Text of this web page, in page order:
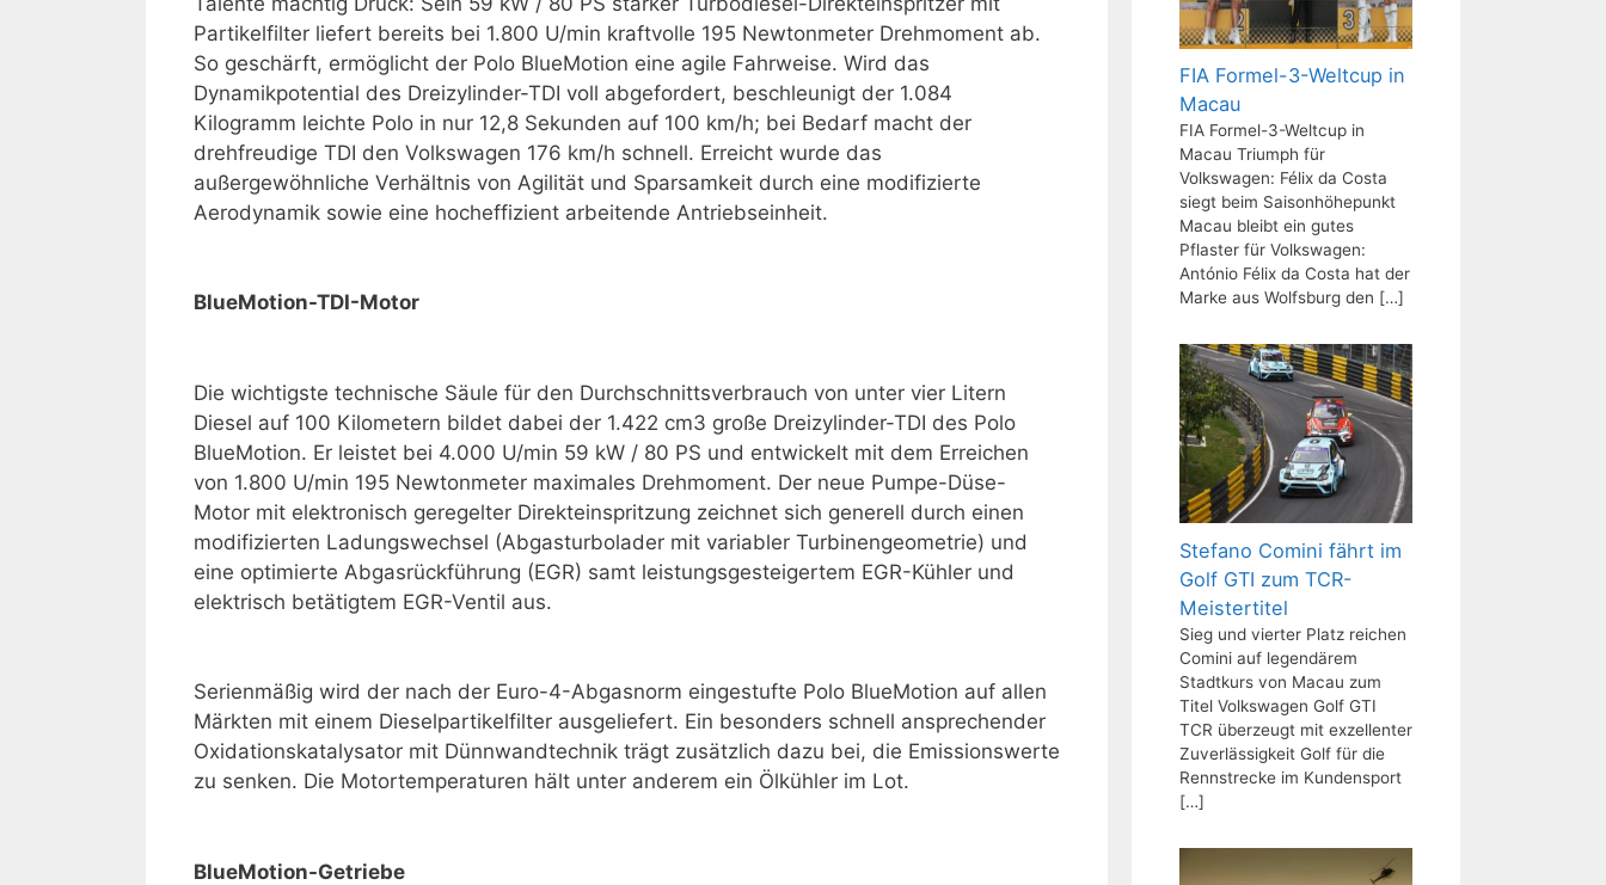
Partikelfilter liefert bereits bei 1.800 U/min kraftvolle 195 Newtonmeter Drehmoment ab.
So geschärft, ermöglicht der Polo BlueMotion eine agile Fahrweise. Wird das
Dynamikpotential des Dreizylinder-TDI voll abgefordert, beschleunigt der 1.084
Kilogramm leichte Polo in nur 12,8 Sekunden auf 100 km/h; bei Bedarf macht der
drehfreudige TDI den Volks­wagen 176 km/h schnell. Erreicht wurde das
außergewöhnliche Verhältnis von Agilität und Sparsamkeit durch eine modifizierte
Aerodynamik sowie eine hocheffizient arbeitende Antriebseinheit.
BlueMotion-TDI-Motor
Die wichtigste technische Säule für den Durchschnittsverbrauch von unter vier Litern
Diesel auf 100 Kilometern bildet dabei der 1.422 cm3 große Dreizylinder-TDI des Polo
BlueMotion. Er leistet bei 4.000 U/min 59 kW / 80 PS und entwickelt mit dem Erreichen
von 1.800 U/min 195 Newtonmeter maximales Drehmoment. Der neue Pumpe-Düse-
Motor mit elektronisch geregelter Direkteinspritzung zeichnet sich generell durch einen
modifizierten Ladungswechsel (Abgasturbolader mit variabler Turbinengeometrie) und
eine opti­mierte Abgasrückführung (EGR) samt leistungsgesteigertem EGR-Kühler und
elektrisch betätigtem EGR-Ventil aus.
Serienmäßig wird der nach der Euro-4-Abgasnorm eingestufte Polo BlueMotion auf allen
Märkten mit einem Dieselpartikelfilter ausgeliefert. Ein besonders schnell ansprechender
Oxidationskataly­sator mit Dünnwandtechnik trägt zusätzlich dazu bei, die Emissions­werte
zu senken. Die Motortemperaturen hält unter anderem ein Ölkühler im Lot.
BlueMotion-Getriebe
FIA Formel-3-Weltcup in
Macau
FIA Formel-3-Weltcup in
Macau Triumph für
Volkswagen: Félix da Costa
siegt beim Saisonhöhepunkt
Macau bleibt ein gutes
Pflaster für Volkswagen:
António Félix da Costa hat der
Marke aus Wolfsburg den […]
Stefano Comini fährt im
Golf GTI zum TCR-
Meistertitel
Sieg und vierter Platz reichen
Comini auf legendärem
Stadtkurs von Macau zum
Titel Volkswagen Golf GTI
TCR überzeugt mit exzellenter
Zuverlässigkeit Golf für die
Rennstrecke im Kundensport
[…]